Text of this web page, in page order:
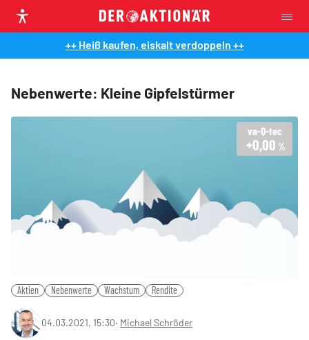
++ Heiß kaufen, eiskalt verdoppeln ++
Nebenwerte: Kleine Gipfelstürmer
va-Q-tec
+0,00 %
Aktien Nebenwerte Wachstum Rendite
04.03.2021, 15:30‧ Michael Schröder